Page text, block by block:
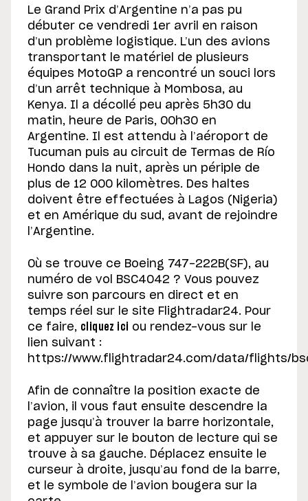
Le Grand Prix d’Argentine n’a pas pu
débuter ce vendredi 1er avril en raison
d’un problème logistique. L’un des avions
transportant le matériel de plusieurs
équipes MotoGP a rencontré un souci lors
d’un arrêt technique à Mombosa, au
Kenya. Il a décollé peu après 5h30 du
matin, heure de Paris, 00h30 en
Argentine. Il est attendu à l’aéroport de
Tucuman puis au circuit de Termas de Río
Hondo dans la nuit, après un périple de
plus de 12 000 kilomètres. Des haltes
doivent être effectuées à Lagos (Nigeria)
et en Amérique du sud, avant de rejoindre
l’Argentine.
Où se trouve ce Boeing 747-222B(SF), au
numéro de vol BSC4042 ? Vous pouvez
suivre son parcours en direct et en
temps réel sur le site Flightradar24. Pour
ce faire, cliquez ici ou rendez-vous sur le
lien suivant :
https://www.flightradar24.com/data/flights/
Afin de connaître la position exacte de
l’avion, il vous faut ensuite descendre la
page jusqu’à trouver la barre horizontale,
et appuyer sur le bouton de lecture qui se
trouve à sa gauche. Déplacez ensuite le
curseur à droite, jusqu’au fond de la barre,
et le symbole de l’avion bougera sur la